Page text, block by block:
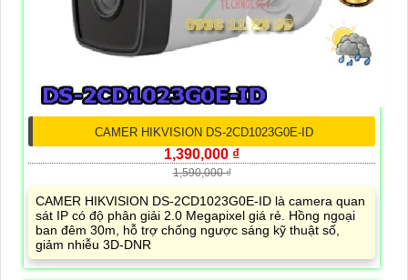
CAMER HIKVISION DS-2CD1023G0E-ID
1,390,000 ₫
1,590,000 ₫
CAMER HIKVISION DS-2CD1023G0E-ID là camera quan
sát IP có độ phân giải 2.0 Megapixel giá rẻ. Hồng ngoại
ban đêm 30m, hỗ trợ chống ngược sáng kỹ thuật số,
giảm nhiễu 3D-DNR